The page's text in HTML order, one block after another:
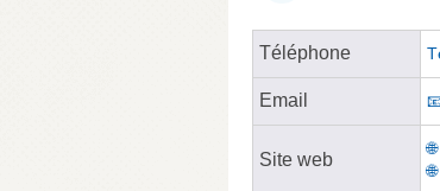
Téléphone
Email
Site web